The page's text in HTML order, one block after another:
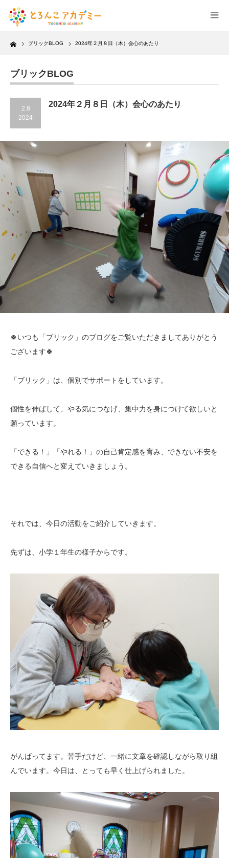
Home ブリックBLOG 2024年２月８日（木）会心のあたり
ブリックBLOG
2.8
2024
2024年２月８日（木）会心のあたり
🍀いつも「ブリック」のブログをご覧いただきましてありがとう
ございます🍀
「ブリック」は、個別でサポートをしています。
個性を伸ばして、やる気につなげ、集中力を身につけて欲しいと
願っています。
「できる！」「やれる！」の自己肯定感を育み、できない不安を
できる自信へと変えていきましょう。
それでは、今日の活動をご紹介していきます。
先ずは、小学１年生の様子からです。
がんばってます。苦手だけど、一緒に文章を確認しながら取り組
んでいます。今日は、とっても早く仕上げられました。